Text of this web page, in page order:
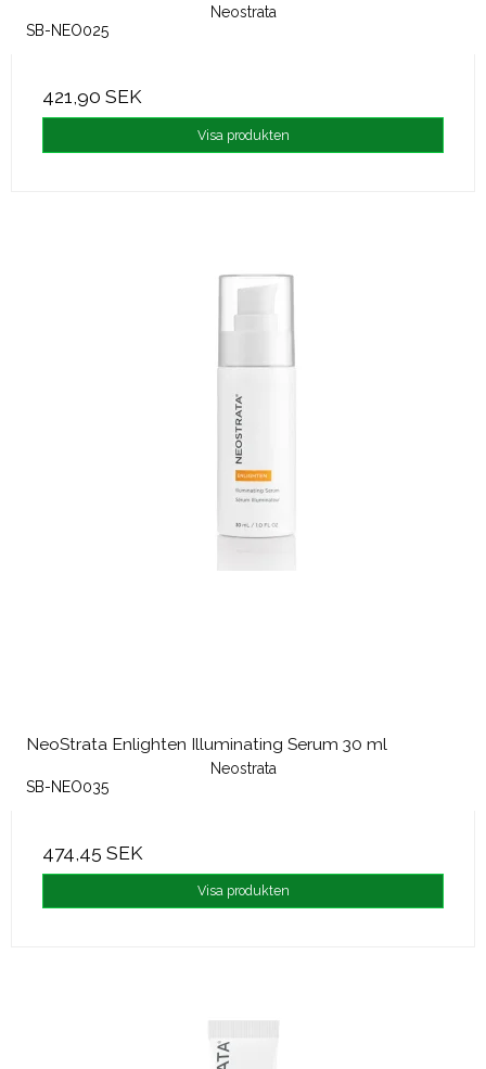
Neostrata
SB-NEO025
421,90 SEK
Visa produkten
NeoStrata Enlighten Illuminating Serum 30 ml
Neostrata
SB-NEO035
474,45 SEK
Visa produkten